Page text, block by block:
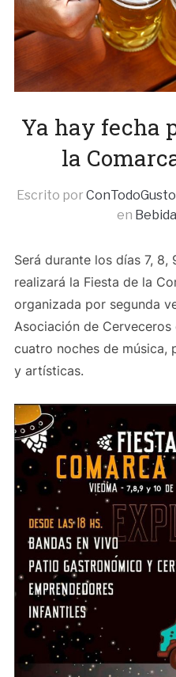
Ya hay fecha
la
Escrito por ConTodoGusto
en
Será durante los días 7,
realizará la Fiesta de la
organizada por segunda
Asociación de
cuatro noches de música,
y artísticas.